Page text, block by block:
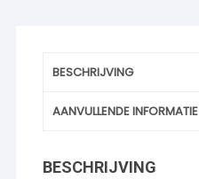
BESCHRIJVING
AANVULLENDE INFORMATIE
BESCHRIJVING